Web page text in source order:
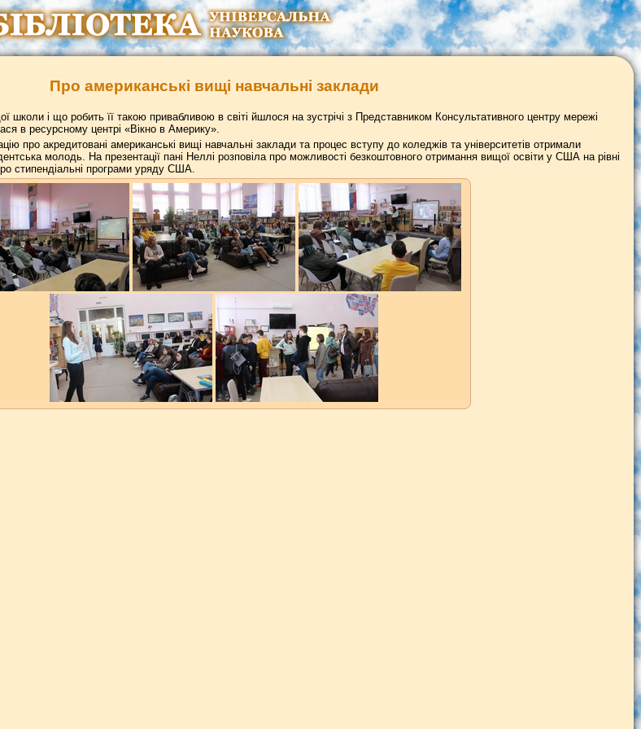
Про американські вищі навчальні заклади
школи і що робить її такою привабливою в світі йшлося на зустрічі з Представником Консультативного центру мережі
в ресурсному центрі «Вікно в Америку».
про акредитовані американські вищі навчальні заклади та процес вступу до коледжів та університетів отримали
молодь. На презентації пані Неллі розповіла про можливості безкоштовного отримання вищої освіти у США на рівні
стипендіальні програми уряду США.